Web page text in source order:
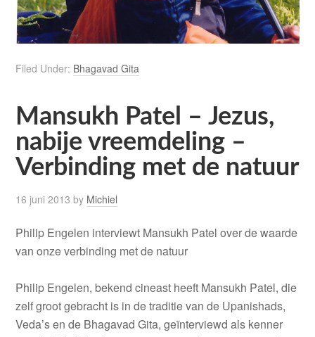
Filed Under: Bhagavad Gita
Mansukh Patel – Jezus,
nabije vreemdeling –
Verbinding met de natuur
16 juni 2013 by Michiel
Philip Engelen interviewt Mansukh Patel over de waarde
van onze verbinding met de natuur
Philip Engelen, bekend cineast heeft Mansukh Patel, die
zelf groot gebracht is in de traditie van de Upanishads,
Veda’s en de Bhagavad Gita, geïnterviewd als kenner